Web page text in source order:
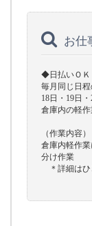
お仕
◆日払いＯＫ
毎月同じ日
18日・19日・
倉庫内の軽
（作業内容）
倉庫内軽作
分け作業
＊詳細はひ